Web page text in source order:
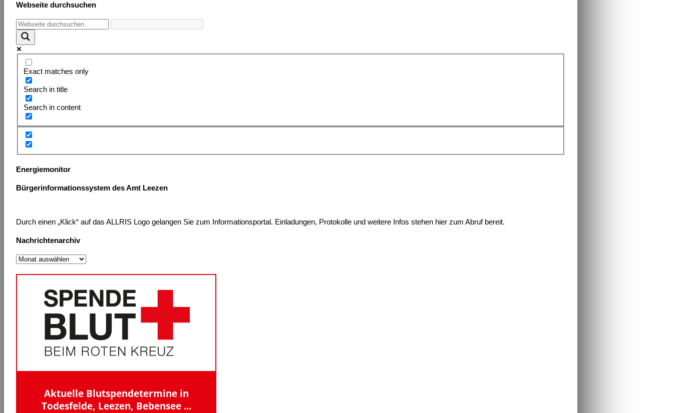
Webseite durchsuchen
Exact matches only
Search in title
Search in content
Energiemonitor
Bürgerinformationssystem des Amt Leezen
Durch einen „Klick“ auf das ALLRIS Logo gelangen Sie zum Informationsportal. Einladungen, Protokolle und weitere Infos stehen hier zum Abruf bereit.
Nachrichtenarchiv
Nachrichtenarchiv
Aktuelle Blutspendetermine in
Todesfelde, Leezen, Bebensee ...